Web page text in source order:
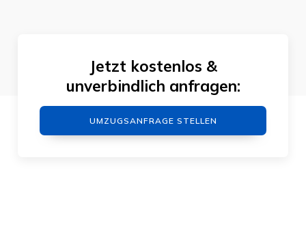
Jetzt kostenlos &
unverbindlich anfragen:
UMZUGSANFRAGE STELLEN